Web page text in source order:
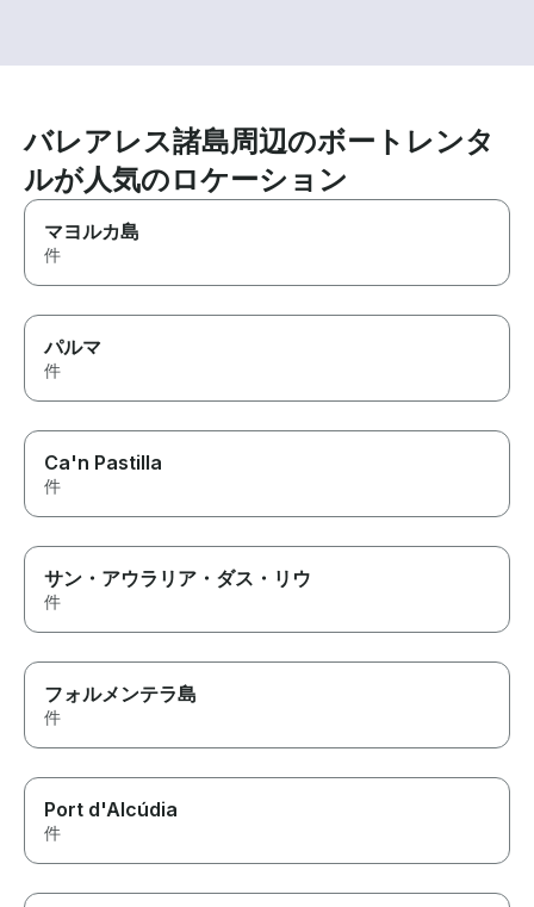
バレアレス諸島周辺のボートレンタ
ルが人気のロケーション
マヨルカ島
件
パルマ
件
Ca'n Pastilla
件
サン・アウラリア・ダス・リウ
件
フォルメンテラ島
件
Port d'Alcúdia
件